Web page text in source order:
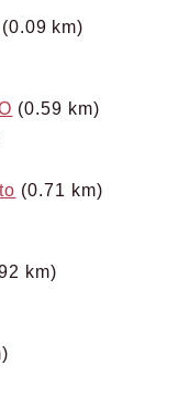
(0.09 km)
(0.59 km)
(0.71 km)
km)